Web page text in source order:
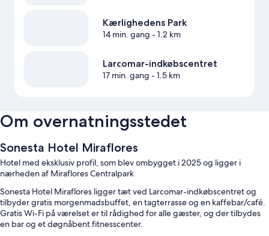
Kærlighedens Park
14 min. gang - 1.2 km
Larcomar-indkøbscentret
17 min. gang - 1.5 km
Om overnatningsstedet
Sonesta Hotel Miraflores
Hotel med eksklusiv profil, som blev ombygget i 2025 og ligger i
nærheden af Miraflores Centralpark
Sonesta Hotel Miraflores ligger tæt ved Larcomar-indkøbscentret og
tilbyder gratis morgenmadsbuffet, en tagterrasse og en kaffebar/café.
Gratis Wi-Fi på værelset er til rådighed for alle gæster, og der tilbydes
en bar og et døgnåbent fitnesscenter.